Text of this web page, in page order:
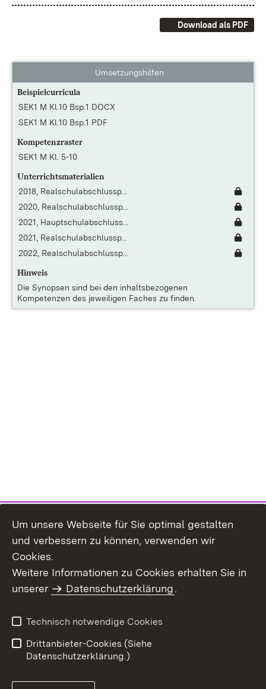
Download als PDF
Umsetzungshilfen
Beispielcurricula
SEK1 M Kl.10 Bsp.1 DOCX
SEK1 M Kl.10 Bsp.1 PDF
Kompetenzraster
SEK1 M Kl. 5-10
Unterrichtsmaterialien
2018, Realschulabschlussp...
2020, Realschulabschlussp...
2021, Hauptschulabschluss...
2021, Realschulabschlussp...
2022, Realschulabschlussp...
Hinweis
Die Synopsen sind bei den inhaltsbezogenen
Kompetenzen des jeweiligen Faches zu finden.
Um unsere Webseite für Sie optimal gestalten
und verbessern zu können, verwenden wir
Cookies.
Weitere Informationen zu Cookies erhalten Sie in
unserer
Datenschutzerklärung.
Technisch notwendige Cookies
Drittanbieter-Cookies (Siehe
Datenschutzerklärung.)